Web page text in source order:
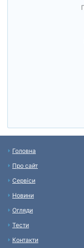
Головна
Про сайт
Сервіси
Новини
Огляди
Тести
Контакти